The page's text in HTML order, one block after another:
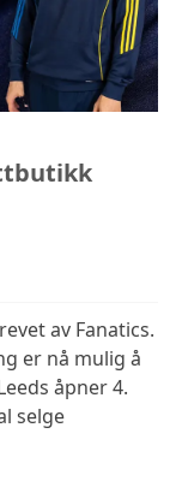
av Fanatics.
er nå mulig å
åpner 4.
selge